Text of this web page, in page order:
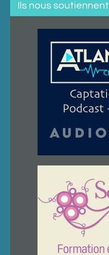
Ils nous soutiennent